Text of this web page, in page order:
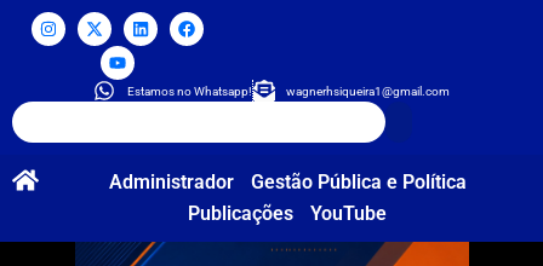
Estamos no Whatsapp! wagnerhsiqueira1@gmail.com
Administrador
Gestão Pública e Política
Publicações
YouTube